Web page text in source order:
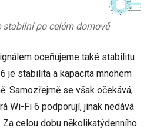
stabilní po celém domově
oceňujeme také stabilitu
je stabilita a kapacita mnohem
Samozřejmě se však očekává,
Wi-Fi 6 podporují, jinak nedává
celou dobu několikatýdenního